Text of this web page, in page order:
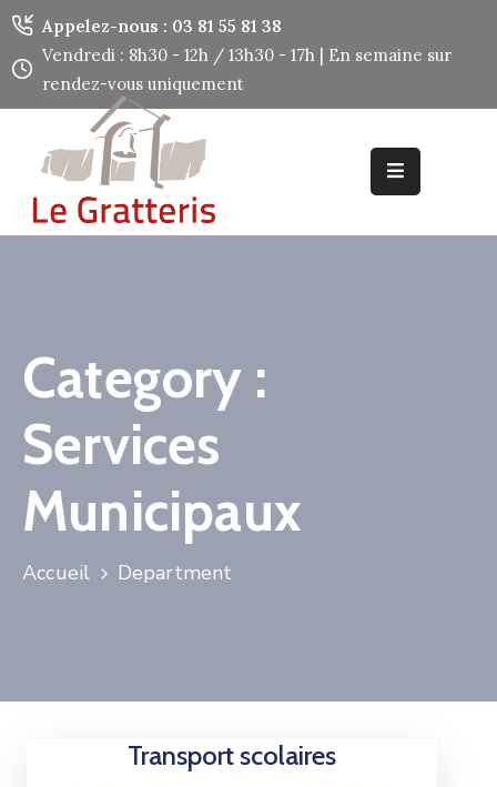
Appelez-nous : 03 81 55 81 38
Vendredi : 8h30 - 12h / 13h30 - 17h | En semaine sur
rendez-vous uniquement
Accueil
Découvrir
Mes
Utiles
Contact
Category :
Services
Municipaux
Accueil Department
Transport scolaires
Panneau de gestion des cookies